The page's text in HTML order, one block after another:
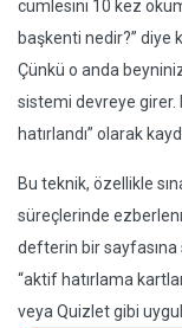
cümlesini 10 kez
başkenti nedir?” diye
Çünkü o anda
sistemi devreye girer.
hatırlandı” olarak
Bu teknik, özellikle
süreçlerinde
defterin bir sayfasına
“aktif hatırlama
veya Quizlet gibi